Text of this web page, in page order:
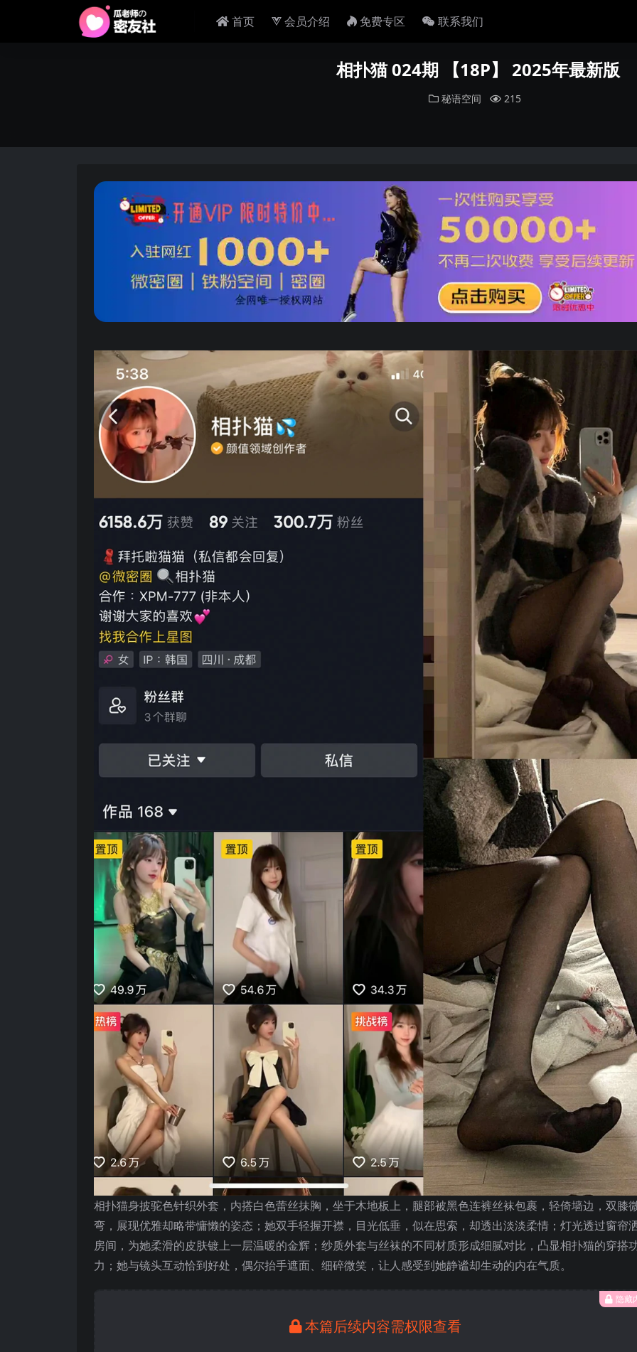
首页 会员介绍 免费专区 联系我们
相扑猫 024期 【18P】 2025年最新版
秘语空间 215
相扑猫身披驼色针织外套，内搭白色蕾丝抹胸，坐于木地板上，腿部被黑色连裤丝袜包裹，轻倚墙边，双膝
弯，展现优雅却略带慵懒的姿态；她双手轻握开襟，目光低垂，似在思索，却透出淡淡柔情；灯光透过窗帘
房间，为她柔滑的皮肤镀上一层温暖的金辉；纱质外套与丝袜的不同材质形成细腻对比，凸显相扑猫的穿搭
力；她与镜头互动恰到好处，偶尔抬手遮面、细碎微笑，让人感受到她静谧却生动的内在气质。
隐藏
本篇后续内容需权限查看